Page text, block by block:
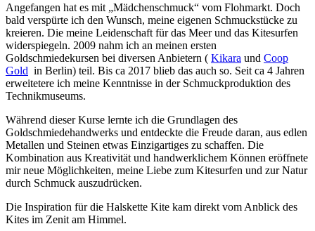
Angefangen hat es mit „Mädchenschmuck“ vom Flohmarkt. Doch
bald verspürte ich den Wunsch, meine eigenen Schmuckstücke zu
kreieren. Die meine Leidenschaft für das Meer und das Kitesurfen
widerspiegeln. 2009 nahm ich an meinen ersten
Goldschmiedekursen bei diversen Anbietern ( Kikara und Coop
Gold in Berlin) teil. Bis ca 2017 blieb das auch so. Seit ca 4 Jahren
erweitetere ich meine Kenntnisse in der Schmuckproduktion des
Technikmuseums.
Während dieser Kurse lernte ich die Grundlagen des
Goldschmiedehandwerks und entdeckte die Freude daran, aus edlen
Metallen und Steinen etwas Einzigartiges zu schaffen. Die
Kombination aus Kreativität und handwerklichem Können eröffnete
mir neue Möglichkeiten, meine Liebe zum Kitesurfen und zur Natur
durch Schmuck auszudrücken.
Die Inspiration für die Halskette Kite kam direkt vom Anblick des
Kites im Zenit am Himmel.